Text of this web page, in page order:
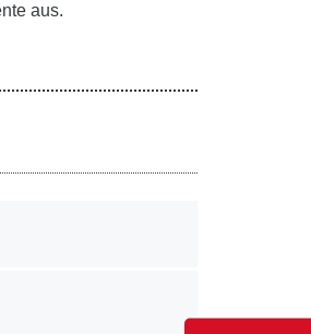
aus.